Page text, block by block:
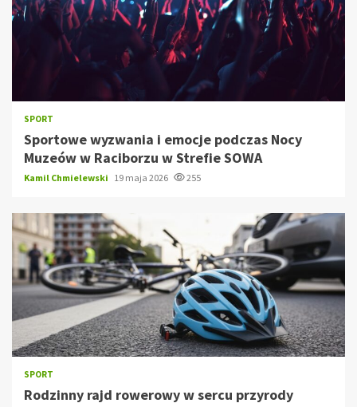
SPORT
Sportowe wyzwania i emocje podczas Nocy
Muzeów w Raciborzu w Strefie SOWA
Kamil Chmielewski 19 maja 2026 255
SPORT
Rodzinny rajd rowerowy w sercu przyrody